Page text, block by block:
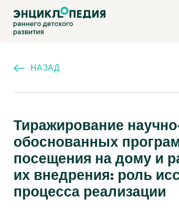
Перейти
основному
Энциклопедия раннего детского
НАЗАД
Тиражирование
обоснованных
посещения на дому и
их внедрения: роль
процесса реализации